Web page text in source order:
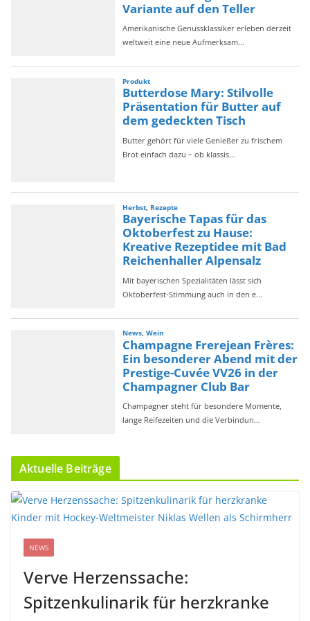
Aktuelle Beiträge
NEWS
Verve Herzenssache:
Spitzenkulinarik für herzkranke